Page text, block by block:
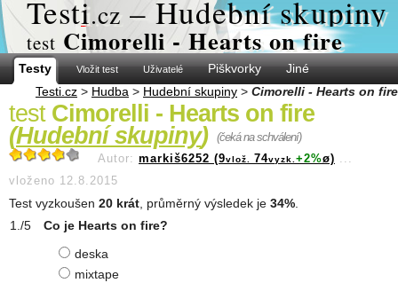
Testi.cz – Hudební skupiny
test Cimorelli - Hearts on fire
Testy Vložit test Uživatelé Piškvorky
Jiné
Testi.cz > Hudba > Hudební skupiny > Cimorelli - Hearts on fire
test Cimorelli - Hearts on fire
(Hudební skupiny) (čeká na schválení)
Autor: markiš6252 (9vlož. 74vyzk.+2%ø) ...
vloženo 12.8.2015
Test vyzkoušen 20 krát, průměrný výsledek je 34%.
Co je Hearts on fire?
deska
mixtape